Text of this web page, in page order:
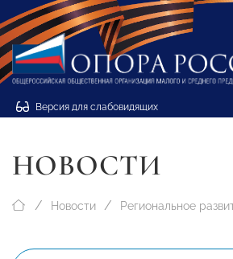
Версия для слабовидящих
НОВОСТИ
Новости Региональное